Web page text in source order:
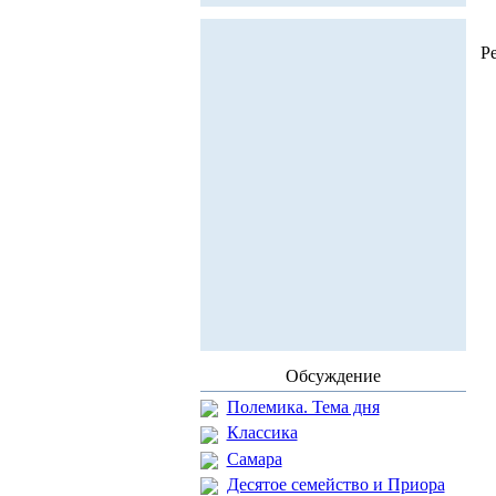
Обсуждение
Полемика. Тема дня
Классика
Самара
Десятое семейство и Приора